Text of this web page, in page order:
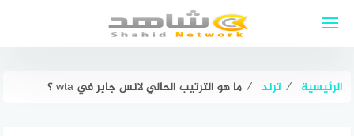
الرئيسية ⁄ ترند ⁄ ما هو الترتيب الحالي لانس جابر في wta ؟